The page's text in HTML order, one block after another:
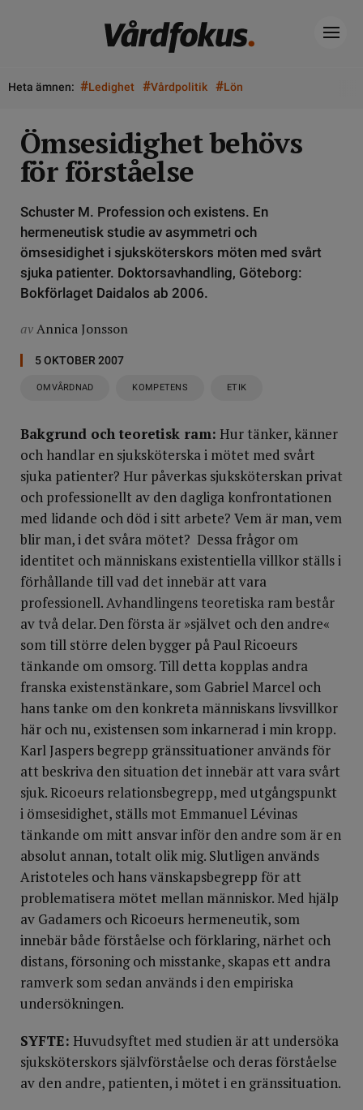
Heta ämnen: #Ledighet #Vårdpolitik #Lön
Ömsesidighet behövs
för förståelse
Schuster M. Profession och existens. En
hermeneutisk studie av asymmetri och
ömsesidighet i sjuksköterskors möten med svårt
sjuka patienter. Doktorsavhandling, Göteborg:
Bokförlaget Daidalos ab 2006.
avAnnica Jonsson
5 OKTOBER 2007
OMVÅRDNAD KOMPETENS ETIK
Bakgrund och teoretisk ram: Hur tänker, känner
och handlar en sjuksköterska i mötet med svårt
sjuka patienter? Hur påverkas sjuksköterskan privat
och professionellt av den dagliga konfrontationen
med lidande och död i sitt arbete? Vem är man, vem
blir man, i det svåra mötet? Dessa frågor om
identitet och människans existentiella villkor ställs i
förhållande till vad det innebär att vara
professionell. Avhandlingens teoretiska ram består
av två delar. Den första är »självet och den andre«
som till större delen bygger på Paul Ricoeurs
tänkande om omsorg. Till detta kopplas andra
franska existenstänkare, som Gabriel Marcel och
hans tanke om den konkreta människans livsvillkor
här och nu, existensen som inkarnerad i min kropp.
Karl Jaspers begrepp gränssituationer används för
att beskriva den situation det innebär att vara svårt
sjuk. Ricoeurs relationsbegrepp, med utgångspunkt
i ömsesidighet, ställs mot Emmanuel Lévinas
tänkande om mitt ansvar inför den andre som är en
absolut annan, totalt olik mig. Slutligen används
Aristoteles och hans vänskapsbegrepp för att
problematisera mötet mellan människor. Med hjälp
av Gadamers och Ricoeurs hermeneutik, som
innebär både förståelse och förklaring, närhet och
distans, försoning och misstanke, skapas ett andra
ramverk som sedan används i den empiriska
undersökningen.
SYFTE: Huvudsyftet med studien är att undersöka
sjuksköterskors självförståelse och deras förståelse
av den andre, patienten, i mötet i en gränssituation.